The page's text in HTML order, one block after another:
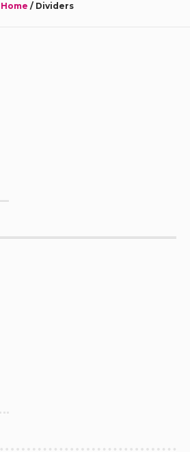
Home / Dividers